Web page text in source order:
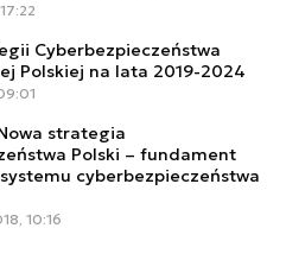
Cyberbezpieczeństwa
Polskiej na lata 2019-2024
strategia
Polski – fundament
cyberbezpieczeństwa
10:16